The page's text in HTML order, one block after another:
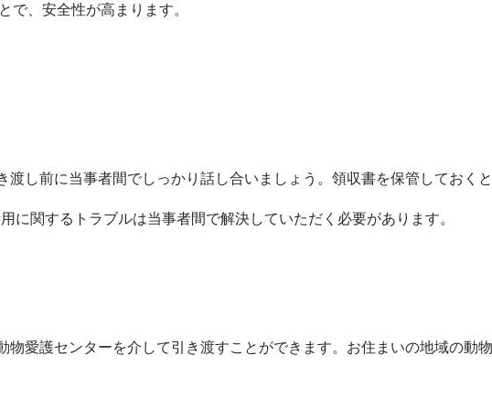
で、安全性が高まります。
し前に当事者間でしっかり話し合いましょう。領収書を保管しておく
に関するトラブルは当事者間で解決していただく必要があります。
愛護センターを介して引き渡すことができます。お住まいの地域の動